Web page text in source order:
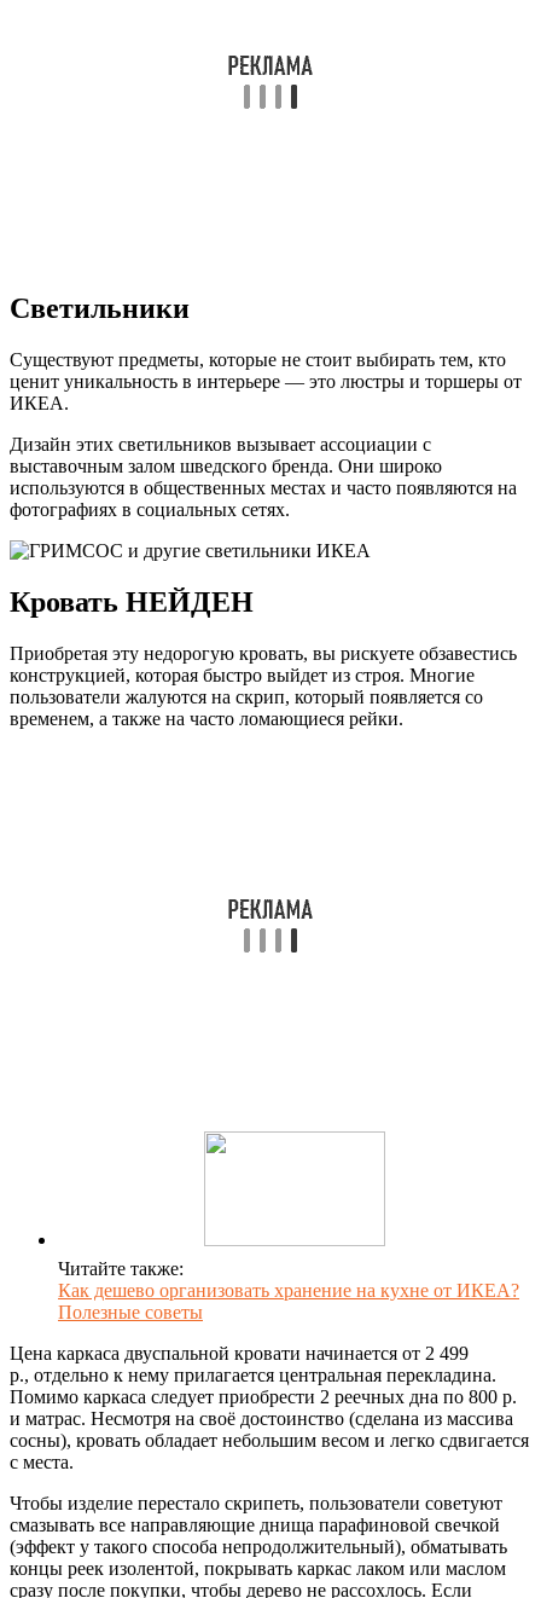
Светильники
Существуют предметы, которые не стоит выбирать тем, кто
ценит уникальность в интерьере — это люстры и торшеры от
ИКЕА.
Дизайн этих светильников вызывает ассоциации с
выставочным залом шведского бренда. Они широко
используются в общественных местах и часто появляются на
фотографиях в социальных сетях.
Кровать НЕЙДЕН
Приобретая эту недорогую кровать, вы рискуете обзавестись
конструкцией, которая быстро выйдет из строя. Многие
пользователи жалуются на скрип, который появляется со
временем, а также на часто ломающиеся рейки.
Читайте также:
Как дешево организовать хранение на кухне от ИКЕА?
Полезные советы
Цена каркаса двуспальной кровати начинается от 2 499
р., отдельно к нему прилагается центральная перекладина.
Помимо каркаса следует приобрести 2 реечных дна по 800 р.
и матрас. Несмотря на своё достоинство (сделана из массива
сосны), кровать обладает небольшим весом и легко сдвигается
с места.
Чтобы изделие перестало скрипеть, пользователи советуют
смазывать все направляющие днища парафиновой свечкой
(эффект у такого способа непродолжительный), обматывать
концы реек изолентой, покрывать каркас лаком или маслом
сразу после покупки, чтобы дерево не рассохлось. Если